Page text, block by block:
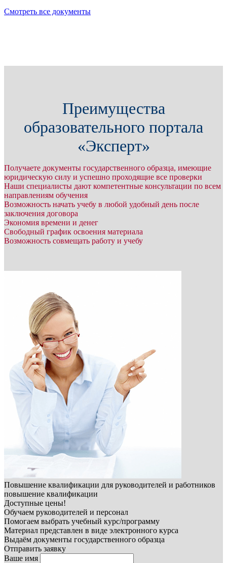
Смотреть все документы
Преимущества
образовательного портала
«Эксперт»
Получаете документы государственного образца, имеющие
юридическую силу и успешно проходящие все проверки
Наши специалисты дают компетентные консультации по всем
направлениям обучения
Возможность начать учебу в любой удобный день после
заключения договора
Экономия времени и денег
Свободный график освоения материала
Возможность совмещать работу и учебу
Повышение квалификации для руководителей и работников
повышение квалификации
Доступные цены!
Обучаем руководителей и персонал
Помогаем выбрать учебный курс/программу
Материал представлен в виде электронного курса
Выдаём документы государственного образца
Отправить заявку
Ваше имя